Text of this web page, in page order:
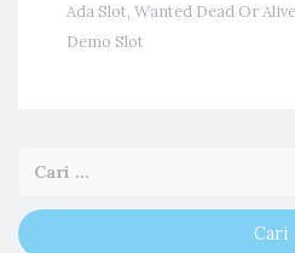
Ada Slot, Wanted Dead Or Alive
Demo Slot